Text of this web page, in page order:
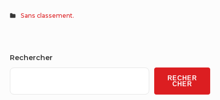
Sans classement.
Sidebar
Widget
Area
Rechercher
RECHER
CHER